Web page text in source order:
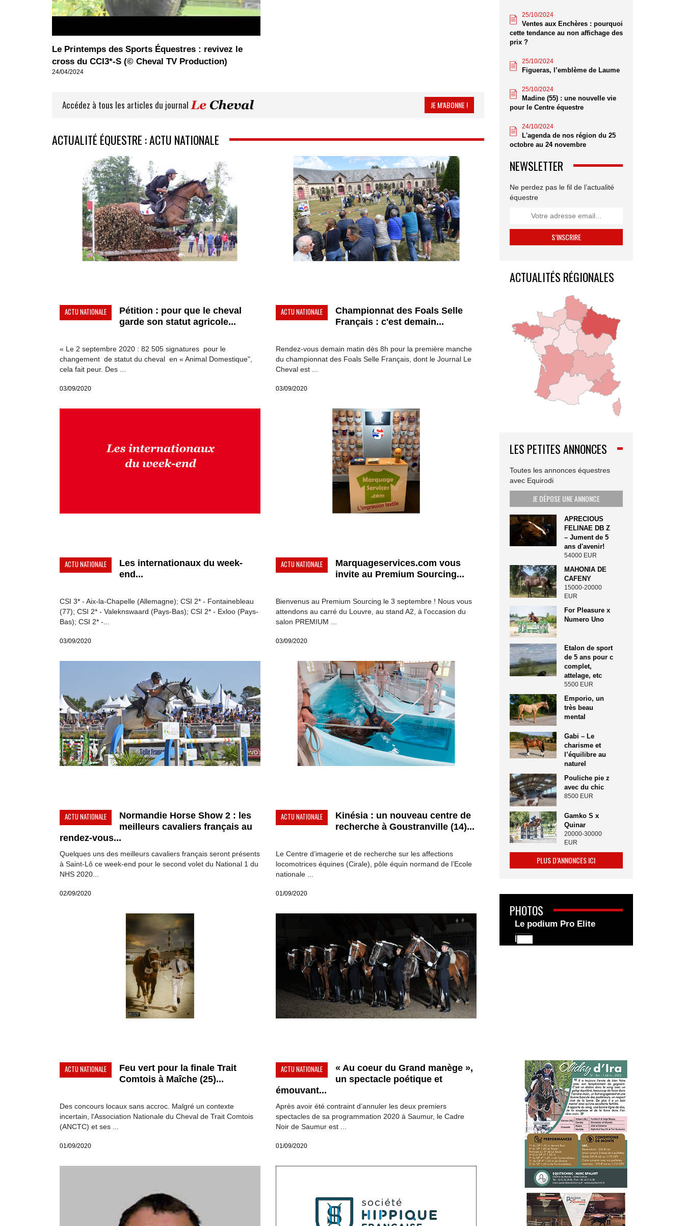
Le Printemps des Sports Équestres : revivez le
cross du CCI3*-S (© Cheval TV Production)
24/04/2024
Accédez à tous les articles du journal JE M’ABONNE !
ACTUALITÉ ÉQUESTRE : ACTU NATIONALE
ACTU NATIONALE
Pétition : pour que le cheval
garde son statut agricole...
« Le 2 septembre 2020 : 82 505 signatures pour le
changement de statut du cheval en « Animal Domestique",
cela fait peur. Des ...
03/09/2020
ACTU NATIONALE
Championnat des Foals Selle
Français : c'est demain...
Rendez-vous demain matin dès 8h pour la première manche
du championnat des Foals Selle Français, dont le Journal Le
Cheval est ...
03/09/2020
ACTU NATIONALE
Les internationaux du week-
end...
CSI 3* - Aix-la-Chapelle (Allemagne); CSI 2* - Fontainebleau
(77); CSI 2* - Valeknswaard (Pays-Bas); CSI 2* - Exloo (Pays-
Bas); CSI 2* -...
03/09/2020
ACTU NATIONALE
Marquageservices.com vous
invite au Premium Sourcing...
Bienvenus au Premium Sourcing le 3 septembre ! Nous vous
attendons au carré du Louvre, au stand A2, à l'occasion du
salon PREMIUM ...
03/09/2020
ACTU NATIONALE
Normandie Horse Show 2 : les
meilleurs cavaliers français au
rendez-vous...
Quelques uns des meilleurs cavaliers français seront présents
à Saint-Lô ce week-end pour le second volet du National 1 du
NHS 2020...
02/09/2020
ACTU NATIONALE
Kinésia : un nouveau centre de
recherche à Goustranville (14)...
Le Centre d’imagerie et de recherche sur les affections
locomotrices équines (Cirale), pôle équin normand de l’Ecole
nationale ...
01/09/2020
ACTU NATIONALE
Feu vert pour la finale Trait
Comtois à Maîche (25)...
Des concours locaux sans accroc. Malgré un contexte
incertain, l'Association Nationale du Cheval de Trait Comtois
(ANCTC) et ses ...
01/09/2020
ACTU NATIONALE
« Au coeur du Grand manège »,
un spectacle poétique et
émouvant...
Après avoir été contraint d’annuler les deux premiers
spectacles de sa programmation 2020 à Saumur, le Cadre
Noir de Saumur est ...
01/09/2020
25/10/2024
Ventes aux Enchères : pourquoi
cette tendance au non affichage des
prix ?
25/10/2024
Figueras, l’emblème de Laume
25/10/2024
Madine (55) : une nouvelle vie
pour le Centre équestre
24/10/2024
L'agenda de nos région du 25
octobre au 24 novembre
NEWSLETTER
Ne perdez pas le fil de l’actualité
équestre
ACTUALITÉS RÉGIONALES
LES PETITES ANNONCES
Toutes les annonces équestres
avec Equirodi
JE DÉPOSE UNE ANNONCE
APRECIOUS
FELINAE DB Z
– Jument de 5
ans d'avenir!
54000 EUR
MAHONIA DE
CAFENY
15000-20000
EUR
For Pleasure x
Numero Uno
Etalon de sport
de 5 ans pour c
complet,
attelage, etc
5500 EUR
Emporio, un
très beau
mental
Gabi – Le
charisme et
l’équilibre au
naturel
Pouliche pie z
avec du chic
8500 EUR
Gamko S x
Quinar
20000-30000
EUR
PLUS D’ANNONCES ICI
PHOTOS
Le podium Pro Elite